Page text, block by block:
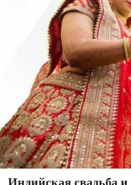
Индийская свадьба